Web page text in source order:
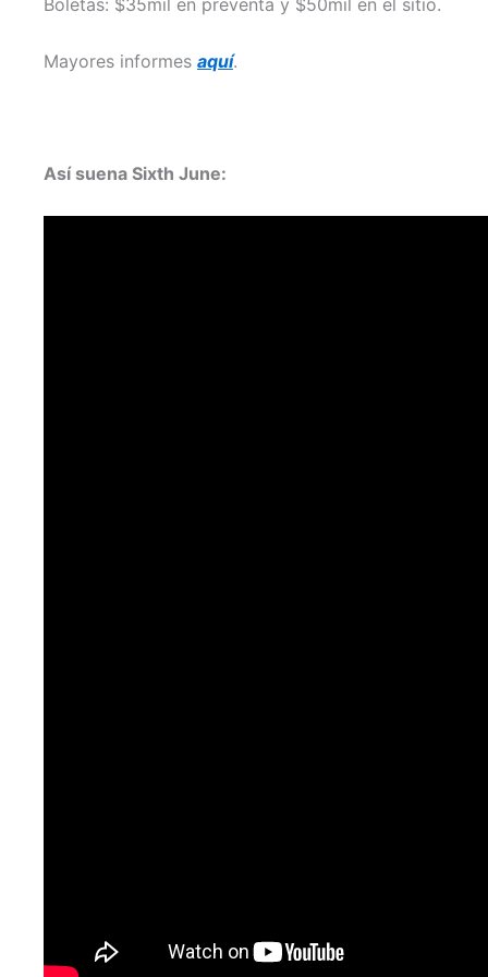
Boletas: $35mil en preventa y $50mil en el sitio.
Mayores informes aquí.
Así suena Sixth June: